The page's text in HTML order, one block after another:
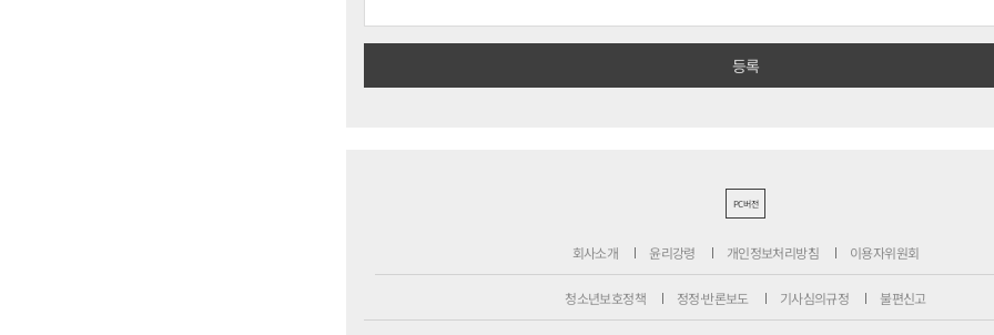
PC버전
회사소개 윤리강령 개인정보처리방침 이용자위원회
청소년보호정책 정정·반론보도 기사심의규정 불편신고